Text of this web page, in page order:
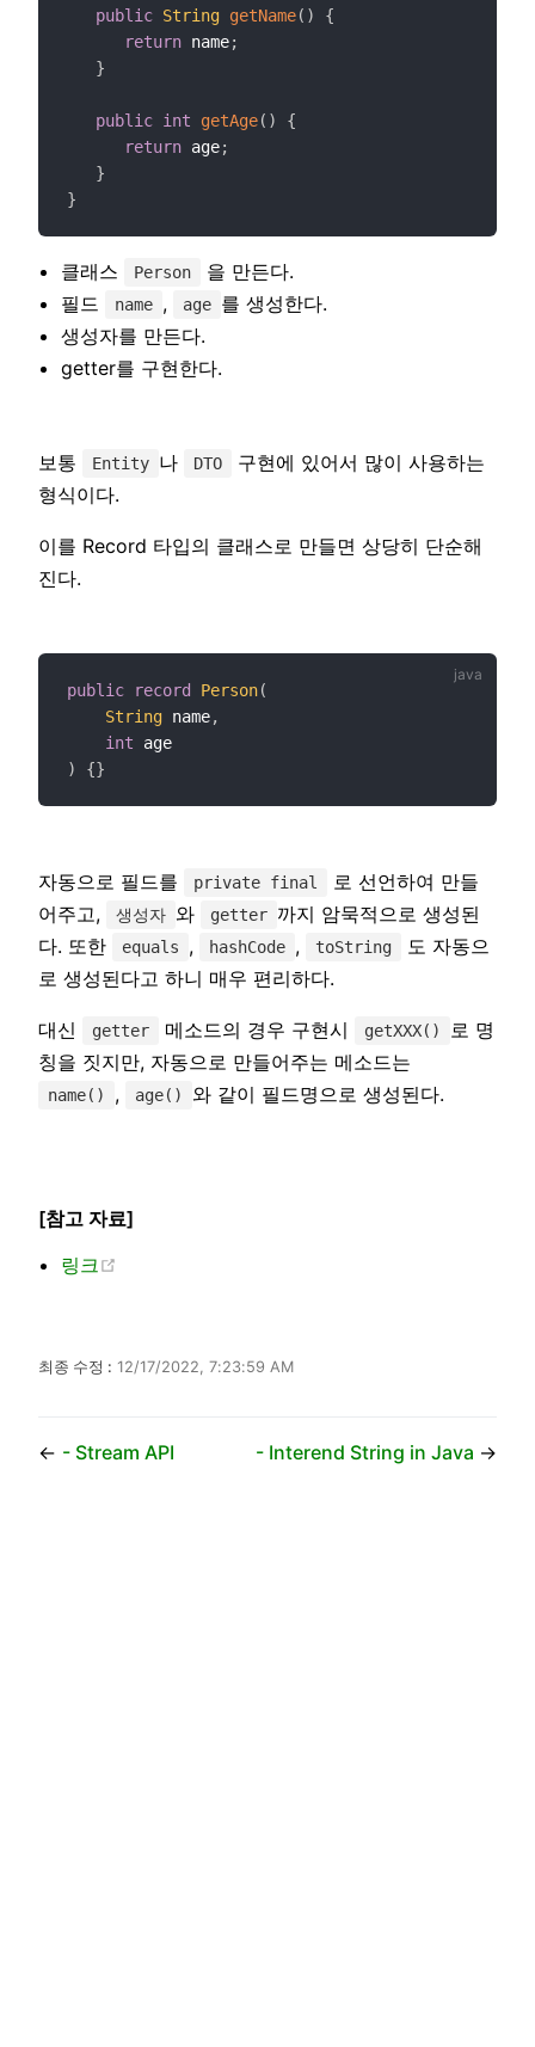
public String getName( )
{
return name;
}
public int getAge( )
{
return age;
}
}
클래스 Person
을 만든다.
필드
name , age 를 생성한다.
생성자를 만든다.
getter를 구현한다.
보통 Entity 나 DTO
구현에 있어서 많이 사용하는
형식이다.
이를 Record 타입의 클래스로 만들면 상당히 단순해
진다.
public record Person(
String name,
int
)
{}
자동으로 필드를 private final
로 선언하여 만들
어주고,
생성자 와 getter 까지 암묵적으로 생성된
다. 또한
equals , hashCode , toString
도 자동으
로 생성된다고 하니 매우 편리하다.
대신 getter 메소드의 경우 구현시 getXXX()
로 명
칭을 짓지만, 자동으로 만들어주는 메소드는
name() , age() 와 같이 필드명으로 생성된다.
[참고 자료]
링크
최종 수정 : 12/17/2022, 7:23:59 AM
← - Stream API - Interend String in Java →